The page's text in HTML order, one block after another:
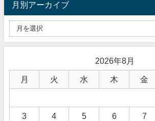
月別アーカイブ
2026年8月
月 火 水 木 金
3 4 5 6 7